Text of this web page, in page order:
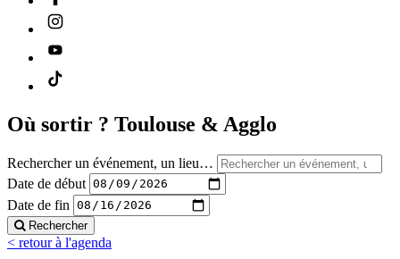
Où sortir ? Toulouse & Agglo
Rechercher un événement, un lieu…
Date de début
Date de fin
Rechercher
< retour à l'agenda